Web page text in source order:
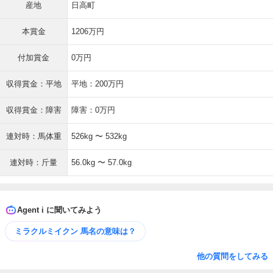
産地 日高町
本賞金 1206万円
付加賞金 0万円
収得賞金：平地 平地：200万円
収得賞金：障害 障害：0万円
連対時：馬体重 526kg 〜 532kg
連対時：斤量 56.0kg 〜 57.0kg
Agent i に聞いてみよう
ミラクルミイクン 馬名の意味は？
他の質問をしてみる